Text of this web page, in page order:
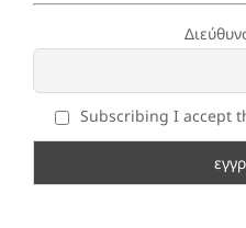
Subscribing I accept